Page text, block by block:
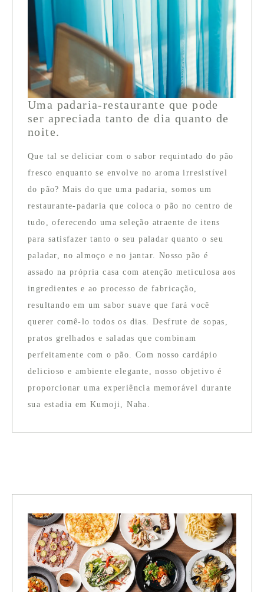
Uma padaria-restaurante que pode
ser apreciada tanto de dia quanto de
noite.
Que tal se deliciar com o sabor requintado do pão
fresco enquanto se envolve no aroma irresistível
do pão? Mais do que uma padaria, somos um
restaurante-padaria que coloca o pão no centro de
tudo, oferecendo uma seleção atraente de itens
para satisfazer tanto o seu paladar quanto o seu
paladar, no almoço e no jantar. Nosso pão é
assado na própria casa com atenção meticulosa aos
ingredientes e ao processo de fabricação,
resultando em um sabor suave que fará você
querer comê-lo todos os dias. Desfrute de sopas,
pratos grelhados e saladas que combinam
perfeitamente com o pão. Com nosso cardápio
delicioso e ambiente elegante, nosso objetivo é
proporcionar uma experiência memorável durante
sua estadia em Kumoji, Naha.